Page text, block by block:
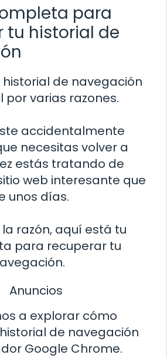
para
tu historial de
historial de navegación
por varias razones.
accidentalmente
necesitas volver a
estás tratando de
web interesante que
unos días.
razón, aquí está tu
para recuperar tu
Anuncios
a explorar cómo
de navegación
Google Chrome.